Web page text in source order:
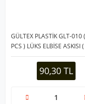
GÜLTEX PLASTİK GLT-010
PCS ) LÜKS ELBİSE ASKISI (
RENKLİ PLASTİK )*20=K
90,30 TL